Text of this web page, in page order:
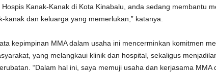
Hospis Kanak-Kanak di Kota Kinabalu, anda sedang membantu
kanak dan keluarga yang memerlukan,” katanya.
kepimpinan MMA dalam usaha ini mencerminkan komitmen
yang melangkaui klinik dan hospital, sekaligus
“Dalam hal ini, saya memuji usaha dan kerjasama MMA